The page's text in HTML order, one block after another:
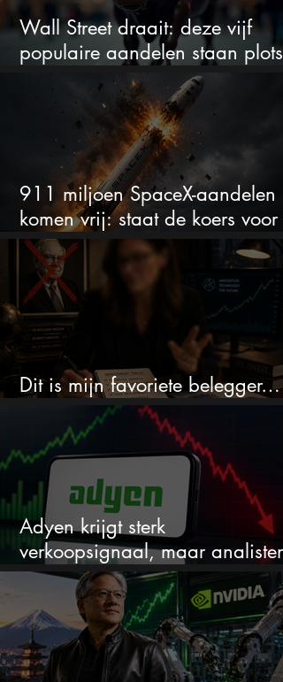
Wall Street draait: deze vijf
populaire aandelen staan plots
onder spanning
911 miljoen SpaceX-aandelen
komen vrij: staat de koers voor
een nieuwe crash?
Dit is mijn favoriete belegger…
en het is niet Warren Buffett
Adyen krijgt sterk
verkoopsignaal, maar analisten
zien juist een koopkans